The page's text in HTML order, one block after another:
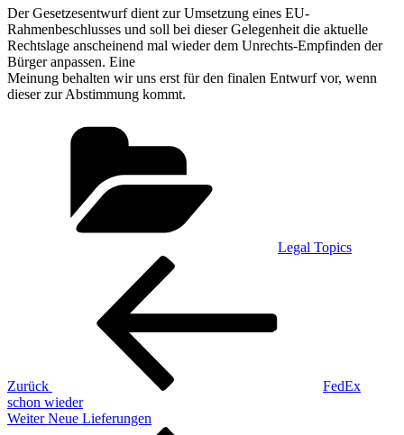
Der Gesetzesentwurf dient zur Umsetzung eines EU-
Rahmenbeschlusses und soll bei dieser Gelegenheit die aktuelle
Rechtslage anscheinend mal wieder dem Unrechts-Empfinden der
Bürger anpassen. Eine
Meinung behalten wir uns erst für den finalen Entwurf vor, wenn
dieser zur Abstimmung kommt.
Legal Topics
Beitragsnavigation
Zurück
FedEx
schon wieder
Nächster
Weiter Neue Lieferungen